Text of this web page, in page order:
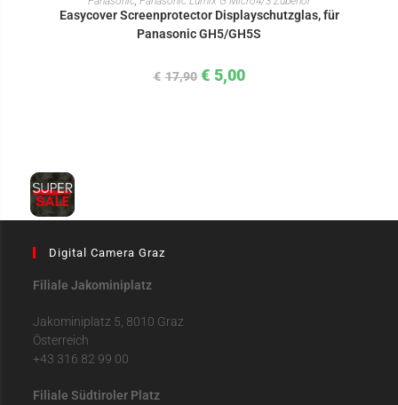
Easycover Screenprotector Displayschutzglas, für
Panasonic GH5/GH5S
€ 17,90 € 5,00
Digital Camera Graz
Filiale Jakominiplatz
Jakominiplatz 5, 8010 Graz
Österreich
+43 316 82 99 00
Filiale Südtiroler Platz